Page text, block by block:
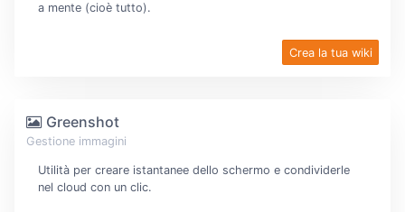
a mente (cioè tutto).
Crea la tua wiki
Greenshot
Gestione immagini
Utilità per creare istantanee dello schermo e condividerle
nel cloud con un clic.